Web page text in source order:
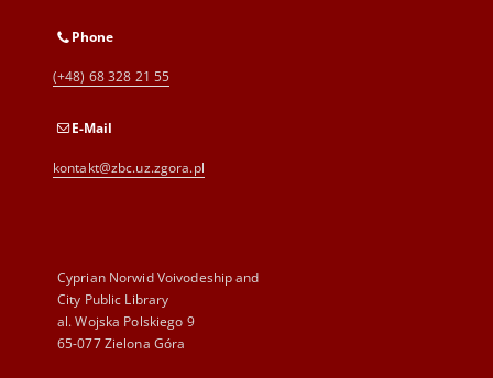
Phone
(+48) 68 328 21 55
E-Mail
kontakt@zbc.uz.zgora.pl
Cyprian Norwid Voivodeship and
City Public Library
al. Wojska Polskiego 9
65-077 Zielona Góra